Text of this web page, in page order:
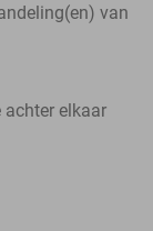
van
achter elkaar